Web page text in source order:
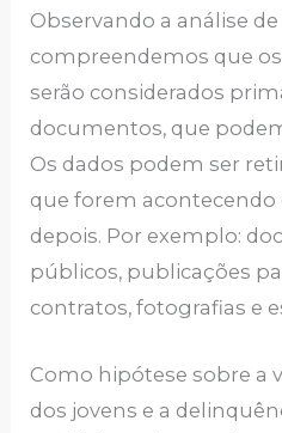
Observando a análise
compreendemos que
serão considerados
documentos, que
Os dados podem ser
que forem
depois. Por exemplo:
públicos, publicações
contratos, fotografias e
Como hipótese sobre a
dos jovens e a